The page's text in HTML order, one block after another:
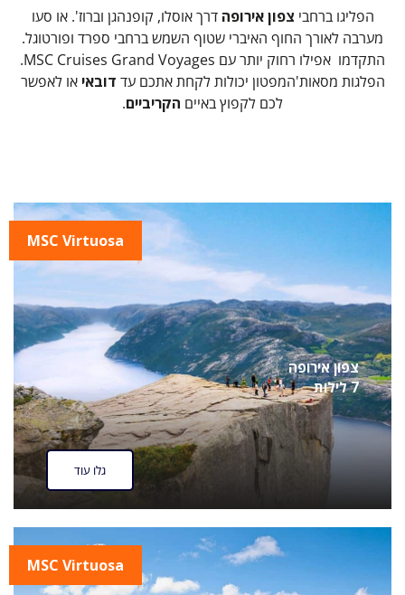
הפליגו ברחבי צפון אירופהדרך אוסלו, קופנהגן וברוז'. או סעו
מערבה לאורך החוף האיברי שטוף השמש ברחבי ספרד ופורטוגל.
התקדמו אפילו רחוק יותר עם MSC Cruises Grand Voyages.
הפלגות מסאות'המפטון יכולות לקחת אתכם עד דובאי או לאפשר
לכם לקפוץ באיים הקריביים.
MSC Virtuosa
צפון אירופה
7 לילות
גלו עוד
MSC Virtuosa